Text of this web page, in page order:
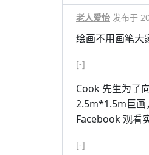
老人爱怡 发布于
绘画不用画笔大
[-]
Cook 先生为了
2.5m*1.5m巨画
Facebook 观看
[-]